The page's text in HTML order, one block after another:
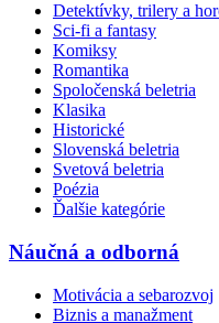
Detektívky, trilery a
Sci-fi a fantasy
Komiksy
Romantika
Spoločenská beletria
Klasika
Historické
Slovenská beletria
Svetová beletria
Poézia
Ďalšie kategórie
Náučná a odborná
Motivácia a sebarozvoj
Biznis a manažment